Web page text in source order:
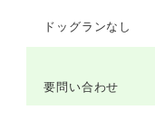
ドッグランなし
要問い合わせ